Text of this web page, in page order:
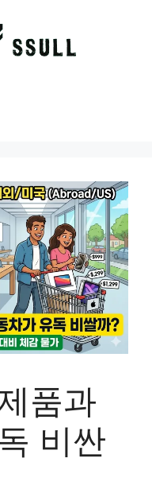
품과
비싼